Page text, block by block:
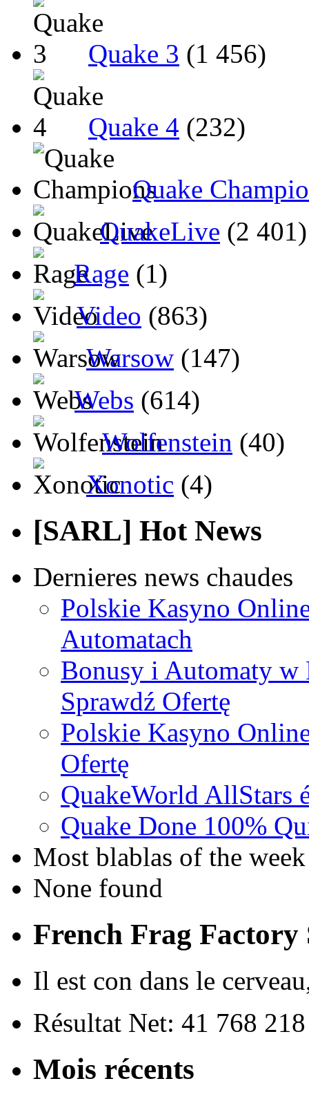
Quake 3 (1 456)
Quake 4 (232)
Quake
QuakeLive (2 401)
Rage (1)
Video (863)
Warsow (147)
Webs (614)
Wolfenstein (40)
Xonotic (4)
[SARL] Hot News
Dernieres news chaudes
Polskie Kasyno
Automatach
Bonusy i Automaty w
Sprawdź Ofertę
Polskie Kasyno
Ofertę
QuakeWorld AllStars
Quake Done 100%
Most blablas of the week
None found
French Frag Factory
Il est con dans le
Résultat Net: 41 768
Mois récents